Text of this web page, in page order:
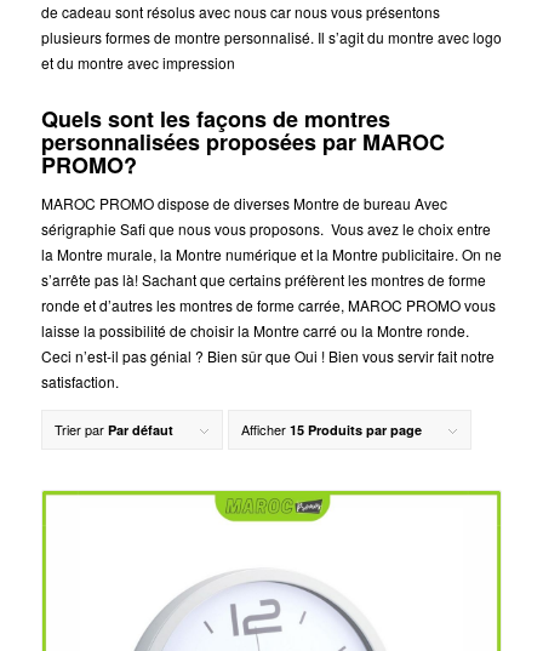
de cadeau sont résolus avec nous car nous vous présentons
plusieurs formes de montre personnalisé. Il s’agit du montre avec logo
et du montre avec impression
Quels sont les façons de montres
personnalisées proposées par MAROC
PROMO?
MAROC PROMO dispose de diverses Montre de bureau Avec
sérigraphie Safi que nous vous proposons. Vous avez le choix entre
la Montre murale, la Montre numérique et la Montre publicitaire. On ne
s’arrête pas là! Sachant que certains préfèrent les montres de forme
ronde et d’autres les montres de forme carrée, MAROC PROMO vous
laisse la possibilité de choisir la Montre carré ou la Montre ronde.
Ceci n’est-il pas génial ? Bien sûr que Oui ! Bien vous servir fait notre
satisfaction.
Trier par Par défaut Afficher 15 Produits par page